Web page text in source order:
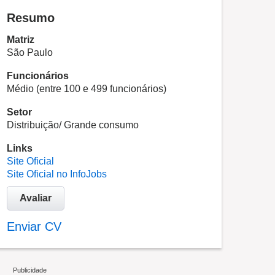
Resumo
Matriz
São Paulo
Funcionários
Médio (entre 100 e 499 funcionários)
Setor
Distribuição/ Grande consumo
Links
Site Oficial
Site Oficial no InfoJobs
Avaliar
Enviar CV